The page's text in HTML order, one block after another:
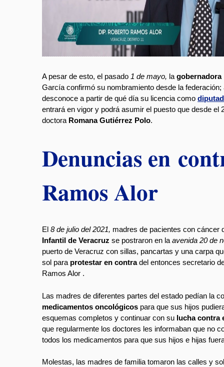
A pesar de esto, el pasado 1 de mayo, la gobernadora
García confirmó su nombramiento desde la federación;
desconoce a partir de qué día su licencia como
entrará en vigor y podrá asumir el puesto que desde el
doctora Romana Gutiérrez Polo.
Denuncias en
Ramos Alor
El 8 de julio del 2021, madres de pacientes con cáncer
Infantil de Veracruz se postraron en la avenida 20 de
puerto de Veracruz con sillas, pancartas y una carpa
sol para protestar en contradel entonces secretario
Ramos Alor .
Las madres de diferentes partes del estado pedían la
medicamentos oncológicos para que sus hijos
esquemas completos y continuar con su lucha contra
que regularmente los doctores les informaban que no
todos los medicamentos para que sus hijos e hijas
Molestas, las madres de familia tomaron las calles y